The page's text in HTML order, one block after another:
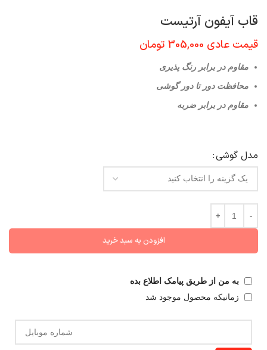
قاب آیفون آرتیست
قیمت عادی 305,000 تومان
مقاوم در برابر رنگ پذیری
محافظت دور تا دور گوشی
مقاوم در برابر ضربه
مدل گوشی
افزودن به سبد خرید
به من از طریق پیامک اطلاع بده
زمانیکه محصول موجود شد